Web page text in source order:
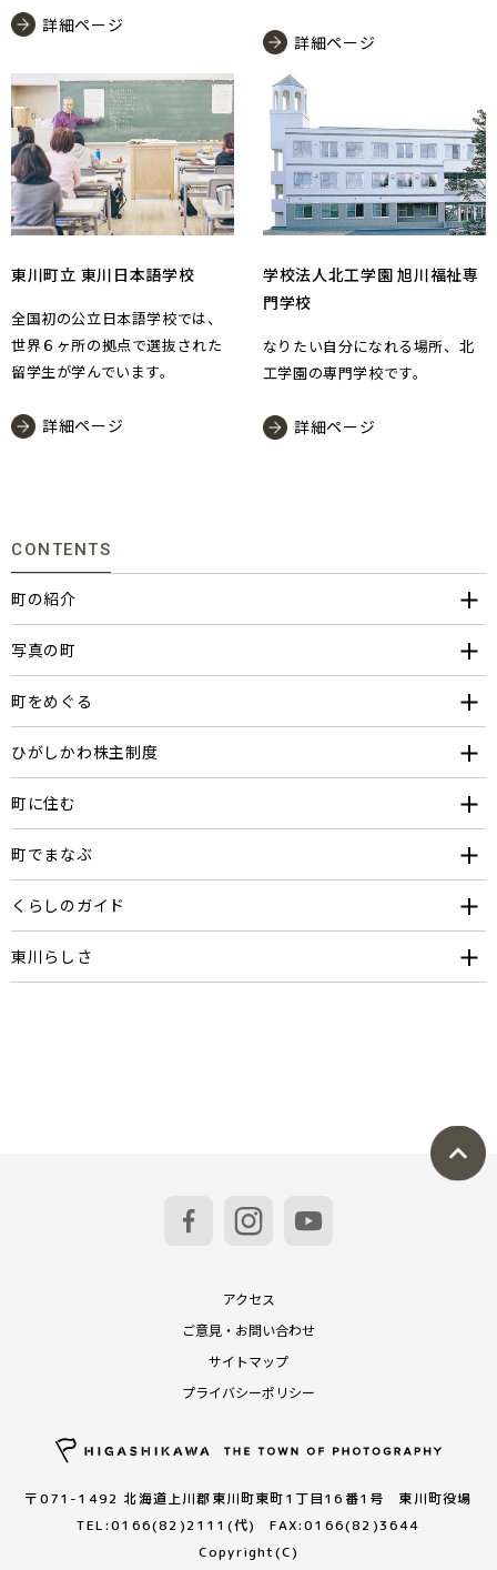
詳細ページ
詳細ページ
東川町立 東川日本語学校
全国初の公立日本語学校では、
世界６ヶ所の拠点で選抜された
留学生が学んでいます。
詳細ページ
学校法人北工学園 旭川福祉専
門学校
なりたい自分になれる場所、北
工学園の専門学校です。
詳細ページ
CONTENTS
町の紹介
写真の町
町をめぐる
ひがしかわ株主制度
町に住む
町でまなぶ
くらしのガイド
東川らしさ
アクセス
ご意見・お問い合わせ
サイトマップ
プライバシーポリシー
〒071-1492 北海道上川郡東川町東町1丁目16番1号 東川町役場
TEL:0166(82)2111(代) FAX:0166(82)3644
Copyright(C)